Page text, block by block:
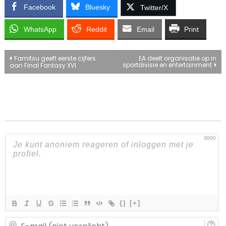
Facebook Bluesky Twitter/X
WhatsApp Reddit Email Print
Bericht
Famitsu geeft eerste cijfers
aan Final Fantasy XVI
EA deelt organisatie op in
sportdivisie en entertainment
3000
{} [+]